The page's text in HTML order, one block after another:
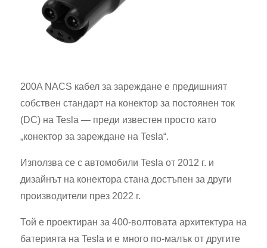
200A NACS кабел за зареждане е предишният
собствен стандарт на конектор за постоянен ток
(DC) на Tesla — преди известен просто като
„конектор за зареждане на Tesla“.
Използва се с автомобили Tesla от 2012 г. и
дизайнът на конектора стана достъпен за други
производители през 2022 г.
Той е проектиран за 400-волтовата архитектура на
батерията на Tesla и е много по-малък от другите